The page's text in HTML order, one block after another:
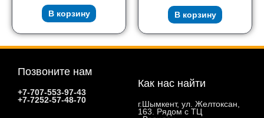
В корзину В корзину
Позвоните нам
+7-707-553-97-43
+7-7252-57-48-70
Как нас найти
г.Шымкент, ул. Желтоксан,
163. Рядом с ТЦ